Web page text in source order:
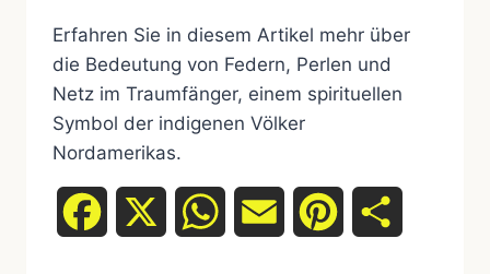
Erfahren Sie in diesem Artikel mehr über
die Bedeutung von Federn, Perlen und
Netz im Traumfänger, einem spirituellen
Symbol der indigenen Völker
Nordamerikas.
Facebook WhatsAppEmail Pinterest